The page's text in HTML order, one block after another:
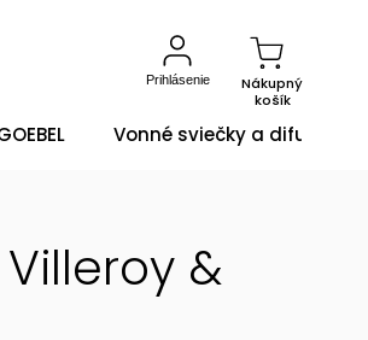
Nákupný
košík
Prihlásenie
Vonné sviečky a difuzéry
&